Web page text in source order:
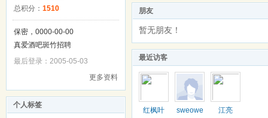
总积分： 1510
保密，0000-00-00
真爱酒吧斑竹招聘
最后登录：2005-05-03
更多资料
个人标签
朋友
暂无朋友！
最近访客
红枫叶
sweowe
江亮